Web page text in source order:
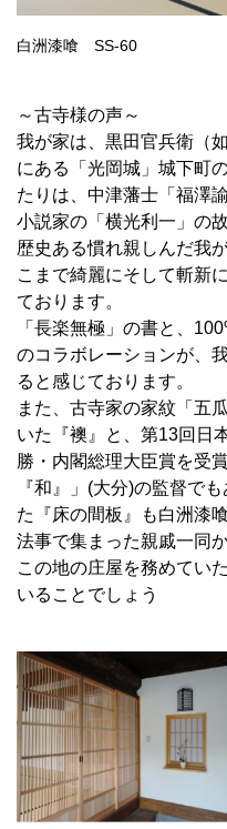
白洲漆喰 SS-60
～古寺様の声～
我が家は、黒田官兵衛（
にある「光岡城」城下町
たりは、中津藩士「福澤
小説家の「横光利一」の
歴史ある慣れ親しんだ我
こまで綺麗にそして斬新
ております。
「長楽無極」の書と、
のコラボレーションが、
ると感じております。
また、古寺家の家紋「五
いた『襖』と、第13回日
勝・内閣総理大臣賞を受
『和』」(大分)の監督で
た『床の間板』も白洲漆
法事で集まった親戚一同
この地の庄屋を務めてい
いることでしょう